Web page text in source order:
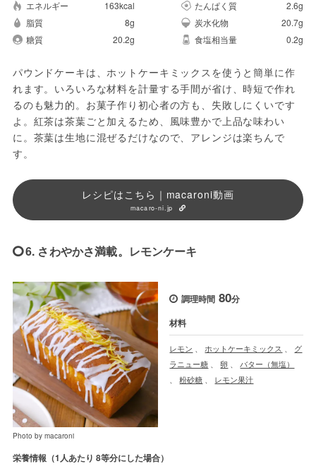
エネルギー 163kcal たんぱく質
2.6g
脂質
8g 炭水化物
20.7g
糖質
20.2g 食塩相当量 0.2g
パウンドケーキは、ホットケーキミックスを使うと簡単に作
れます。いろいろな材料を計量する手間が省け、時短で作れ
るのも魅力的。お菓子作り初心者の方も、失敗しにくいです
よ。紅茶は茶葉ごと加えるため、風味豊かで上品な味わい
に。茶葉は生地に混ぜるだけなので、アレンジは楽ちんで
す。
レシピはこちら｜macaroni動画
macaro-ni.jp
6. さわやかさ満載。レモンケーキ
Photo by macaroni
調理時間 80分
材料
レモン ホットケーキミックス
グ
ラニュー糖
卵
バター（無塩）
、粉砂糖 レモン果汁
栄養情報（1人あたり 8等分にした場合）